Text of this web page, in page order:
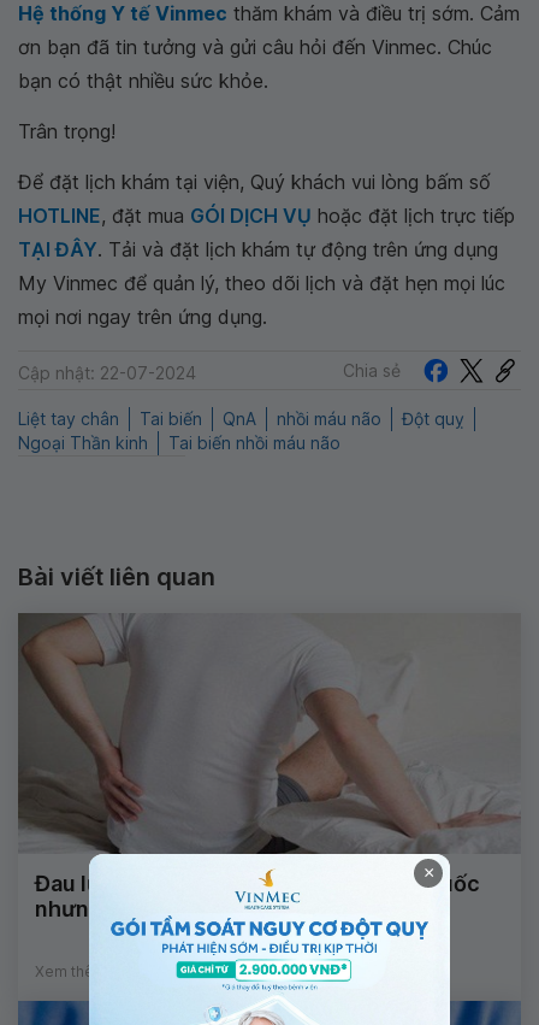
Hệ thống Y tế Vinmec thăm khám và điều trị sớm. Cảm
ơn bạn đã tin tưởng và gửi câu hỏi đến Vinmec. Chúc
bạn có thật nhiều sức khỏe.
Trân trọng!
Để đặt lịch khám tại viện, Quý khách vui lòng bấm số
HOTLINE, đặt mua GÓI DỊCH VỤ hoặc đặt lịch trực tiếp
TẠI ĐÂY. Tải và đặt lịch khám tự động trên ứng dụng
My Vinmec để quản lý, theo dõi lịch và đặt hẹn mọi lúc
mọi nơi ngay trên ứng dụng.
Cập nhật: 22-07-2024 Chia sẻ
Liệt tay chân Tai biến QnA nhồi máu não
Đột quỵ
Ngoại Thần kinh
Tai biến nhồi máu não
Bài viết liên quan
Đau lưng lan xuống chân dù đã uống thuốc
nhưng không khỏi nên làm thế nào?
Xem thêm
×